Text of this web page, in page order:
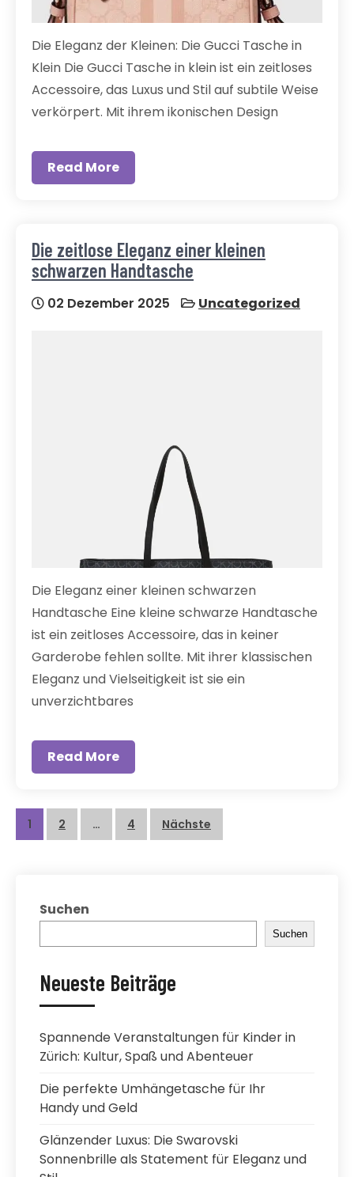
Die Eleganz der Kleinen: Die Gucci Tasche in
Klein Die Gucci Tasche in klein ist ein zeitloses
Accessoire, das Luxus und Stil auf subtile Weise
verkörpert. Mit ihrem ikonischen Design
Read More
Die zeitlose Eleganz einer kleinen
schwarzen Handtasche
02 Dezember 2025 Uncategorized
Die Eleganz einer kleinen schwarzen
Handtasche Eine kleine schwarze Handtasche
ist ein zeitloses Accessoire, das in keiner
Garderobe fehlen sollte. Mit ihrer klassischen
Eleganz und Vielseitigkeit ist sie ein
unverzichtbares
Read More
Beitragsnavigation
1 2 … 4 Nächste
Suchen
Suchen
Neueste Beiträge
Spannende Veranstaltungen für Kinder in
Zürich: Kultur, Spaß und Abenteuer
Die perfekte Umhängetasche für Ihr
Handy und Geld
Glänzender Luxus: Die Swarovski
Sonnenbrille als Statement für Eleganz und